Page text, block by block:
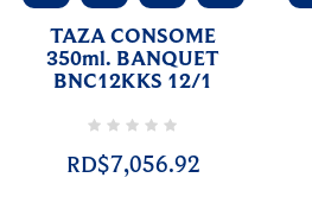
TAZA CONSOME
350ml. BANQUET
BNC12KKS 12/1
RD$7,056.92